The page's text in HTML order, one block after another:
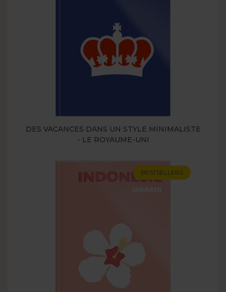
DES VACANCES DANS UN STYLE MINIMALISTE
- LE ROYAUME-UNI
BESTSELLERS